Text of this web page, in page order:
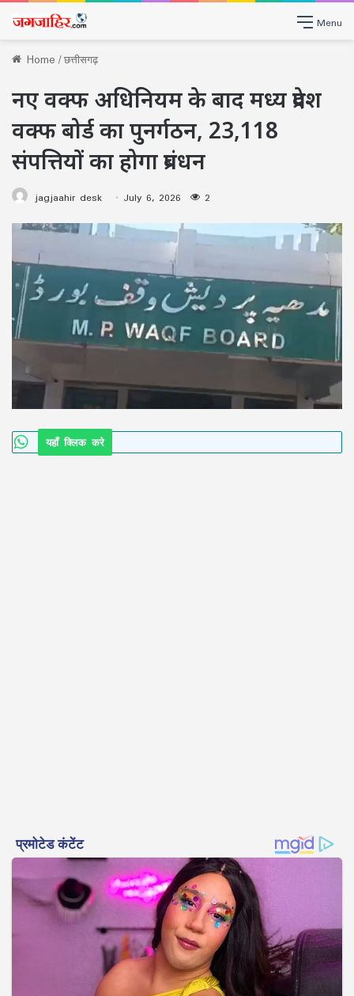
Menu
Home/छत्तीसगढ़
नए वक्फ अधिनियम के बाद मध्य प्रदेश
वक्फ बोर्ड का पुनर्गठन, 23,118
संपत्तियों का होगा प्रबंधन
jagjaahir desk July 6, 2026 2
यहाँ क्लिक करे